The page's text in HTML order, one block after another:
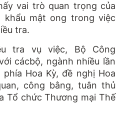
vai trò quan trọng của
khẩu mật ong trong việc
tra.
tra vụ việc, Bộ Công
cácbộ, ngành nhiều lần
Hoa Kỳ, đề nghị Hoa
công bằng, tuân thủ
Tổ chức Thương mại Thế